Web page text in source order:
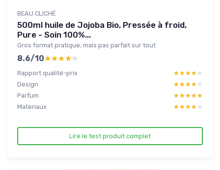
BEAU CLICHÉ
500ml huile de Jojoba Bio, Pressée à froid,
Pure - Soin 100%...
Gros format pratique, mais pas parfait sur tout
8.6/10★★★★★
★★★★★
Rapport qualité-prix ★★★★★
★★★★★
Design
★★★★★
★★★★★
Parfum
★★★★★
★★★★★
Materiaux
★★★★★
★★★★★
Lire le test produit complet